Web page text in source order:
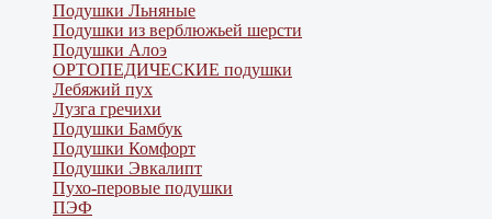
Подушки Льняные
Подушки из верблюжьей шерсти
Подушки Алоэ
ОРТОПЕДИЧЕСКИЕ подушки
Лебяжий пух
Лузга гречихи
Подушки Бамбук
Подушки Комфорт
Подушки Эвкалипт
Пухо-перовые подушки
ПЭФ